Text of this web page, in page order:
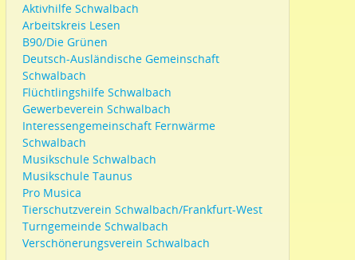
Aktivhilfe Schwalbach
Arbeitskreis Lesen
B90/Die Grünen
Deutsch-Ausländische Gemeinschaft
Schwalbach
Flüchtlingshilfe Schwalbach
Gewerbeverein Schwalbach
Interessengemeinschaft Fernwärme
Schwalbach
Musikschule Schwalbach
Musikschule Taunus
Pro Musica
Tierschutzverein Schwalbach/Frankfurt-West
Turngemeinde Schwalbach
Verschönerungsverein Schwalbach